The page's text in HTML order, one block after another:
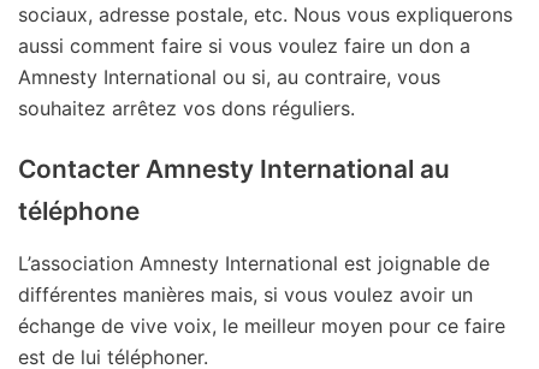
sociaux, adresse postale, etc. Nous vous expliquerons
aussi comment faire si vous voulez faire un don a
Amnesty International ou si, au contraire, vous
souhaitez arrêtez vos dons réguliers.
Contacter Amnesty International au
téléphone
L’association Amnesty International est joignable de
différentes manières mais, si vous voulez avoir un
échange de vive voix, le meilleur moyen pour ce faire
est de lui téléphoner.